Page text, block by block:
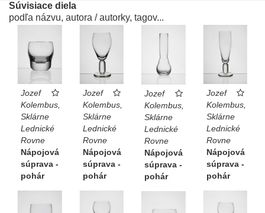
Súvisiace diela
podľa názvu, autora / autorky, tagov...
Jozef
Kolembus,
Sklárne
Lednické
Rovne
Nápojová
súprava -
pohár
Jozef
Kolembus,
Sklárne
Lednické
Rovne
Nápojová
súprava -
pohár
Jozef
Kolembus,
Sklárne
Lednické
Rovne
Nápojová
súprava -
pohár
Jozef
Kolembus,
Sklárne
Lednické
Rovne
Nápojová
súprava -
pohár